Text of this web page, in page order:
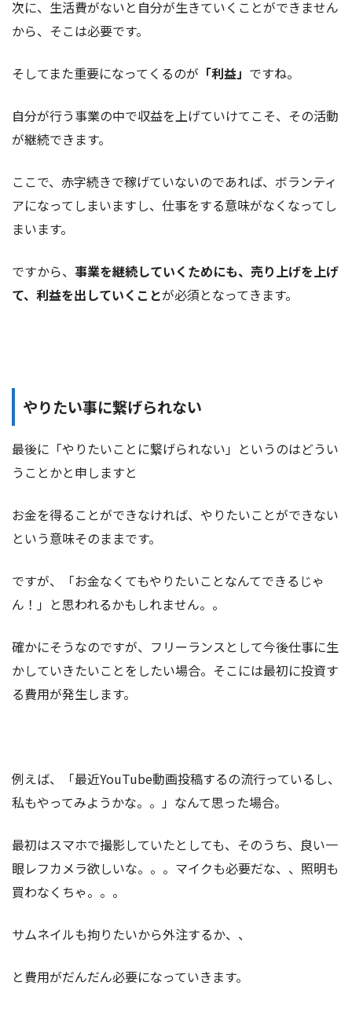
次に、生活費がないと自分が生きていくことができません
から、そこは必要です。
そしてまた重要になってくるのが 「利益」 ですね。
自分が行う事業の中で収益を上げていけてこそ、その活動
が継続できます。
ここで、赤字続きで稼げていないのであれば、ボランティ
アになってしまいますし、仕事をする意味がなくなってし
まいます。
ですから、 事業を継続していくためにも、売り上げを上げ
て、利益を出していくことが必須となってきます。
やりたい事に繋げられない
最後に「やりたいことに繋げられない」というのはどうい
うことかと申しますと
お金を得ることができなければ、やりたいことができない
という意味そのままです。
ですが、「お金なくてもやりたいことなんてできるじゃ
ん！」と思われるかもしれません。。
確かにそうなのですが、フリーランスとして今後仕事に生
かしていきたいことをしたい場合。そこには最初に投資す
る費用が発生します。
例えば、「最近YouTube動画投稿するの流行っているし、
私もやってみようかな。。」なんて思った場合。
最初はスマホで撮影していたとしても、そのうち、良い一
眼レフカメラ欲しいな。。。マイクも必要だな、、照明も
買わなくちゃ。。。
サムネイルも拘りたいから外注するか、、
と費用がだんだん必要になっていきます。